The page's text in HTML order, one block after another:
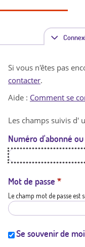
Si vous n'êtes pas
contacter.
Aide : Comment se
Les champs suivis d'
Numéro d'abonné
Mot de passe *
Le champ mot de passe est
Se souvenir de moi